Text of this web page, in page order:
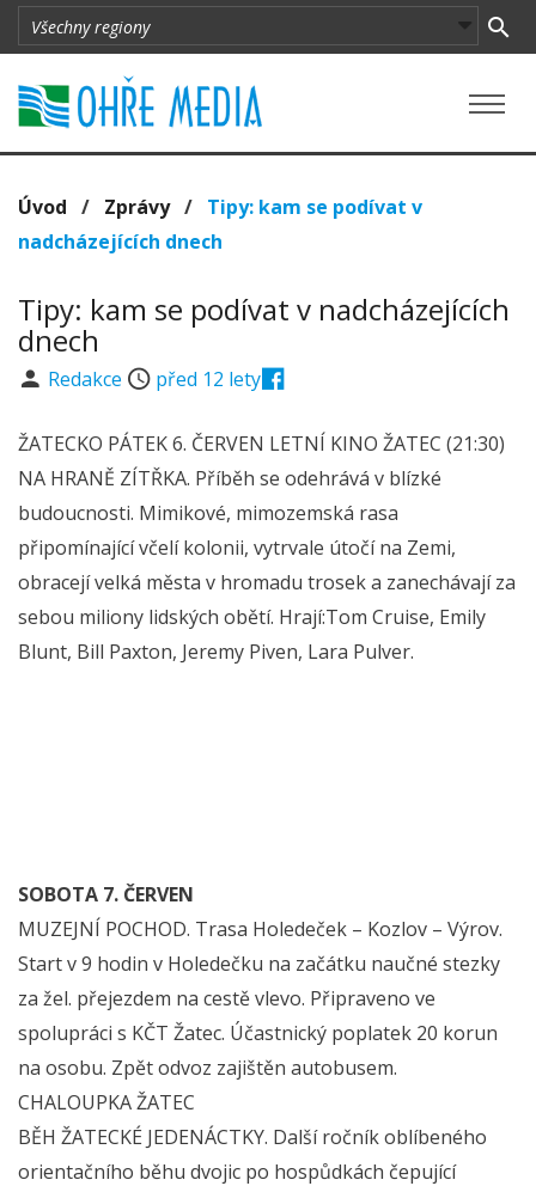
Úvod / Zprávy/ Tipy: kam se podívat v
nadcházejících dnech
Tipy: kam se podívat v nadcházejících
dnech
Redakce před 12 lety
ŽATECKO PÁTEK 6. ČERVEN LETNÍ KINO ŽATEC (21:30)
NA HRANĚ ZÍTŘKA. Příběh se odehrává v blízké
budoucnosti. Mimikové, mimozemská rasa
připomínající včelí kolonii, vytrvale útočí na Zemi,
obracejí velká města v hromadu trosek a zanechávají za
sebou miliony lidských obětí. Hrají:Tom Cruise, Emily
Blunt, Bill Paxton, Jeremy Piven, Lara Pulver.
SOBOTA 7. ČERVEN
MUZEJNÍ POCHOD. Trasa Holedeček – Kozlov – Výrov.
Start v 9 hodin v Holedečku na začátku naučné stezky
za žel. přejezdem na cestě vlevo. Připraveno ve
spolupráci s KČT Žatec. Účastnický poplatek 20 korun
na osobu. Zpět odvoz zajištěn autobusem.
CHALOUPKA ŽATEC
BĚH ŽATECKÉ JEDENÁCTKY. Další ročník oblíbeného
orientačního běhu dvojic po hospůdkách čepující